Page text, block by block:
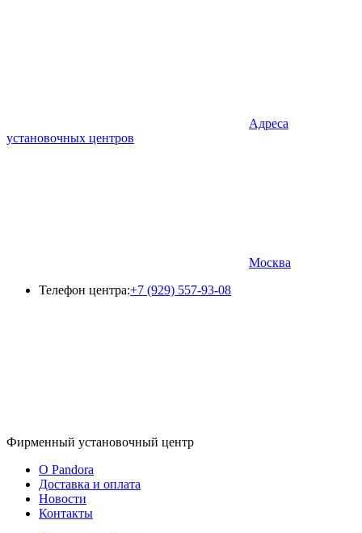
Адреса
установочных центров
Москва
Телефон центра:+7 (929) 557-93-08
Фирменный установочный центр
O Pandora
Доставка и оплата
Новости
Контакты